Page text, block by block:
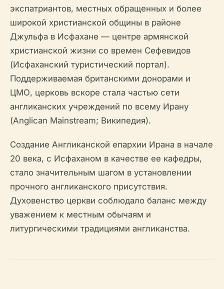
экспатриантов, местных обращенных и более
широкой христианской общины в районе
Джульфа в Исфахане — центре армянской
христианской жизни со времен Сефевидов
(Исфаханский туристический портал).
Поддерживаемая британскими донорами и
ЦМО, церковь вскоре стала частью сети
англиканских учреждений по всему Ирану
(Anglican Mainstream; Википедия).
Создание Англиканской епархии Ирана в начале
20 века, с Исфаханом в качестве ее кафедры,
стало значительным шагом в установлении
прочного англиканского присутствия.
Духовенство церкви соблюдало баланс между
уважением к местным обычаям и
литургическими традициями англиканства.